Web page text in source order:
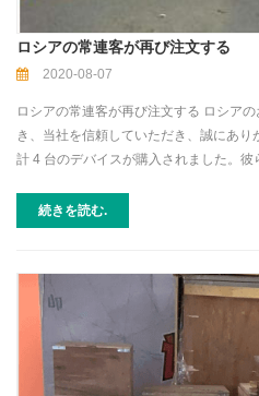
ロシアの常連客が再び注文する
2020-08-07
ロシアの常連客が再び注文する ロシア
き、当社を信頼していただき、誠にあ
計 4 台のデバイスが購入されました。
ズ . 1か月半のカスタマイズ期間を経て
の協力を楽しみにしています。
続きを読む.